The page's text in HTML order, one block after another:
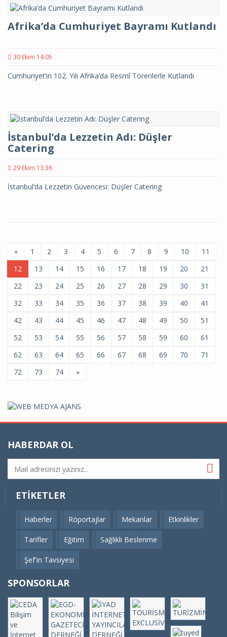
Afrika’da Cumhuriyet Bayramı Kutlandı
30 Ekim 14:05
Cumhuriyet’in 102. Yılı Afrika’da Resmî Törenlerle Kutlandı
İstanbul’da Lezzetin Adı: Düşler
Catering
29 Ekim 13:36
İstanbul’da Lezzetin Güvencesi: Düşler Catering
« 1 2 3 4 5 6 7 8 9 10
11
12
13 14 15 16 17 18 19 20
21
22
23 24 25 26 27 28 29 30
31
32
33 34 35 36 37 38 39 40
41
42
43 44 45 46 47 48 49 50
51
52
53 54 55 56 57 58 59 60
61
62
63 64 65 66 67 68 69 70
71
72
73 74 »
HABERDAR OL
ETIKETLER
Haberler Röportajlar Mekanlar Etkinlikler
Tarifler Eğitim Sağlıklı Beslenme
Şef'in Tavsiyesi
SPONSORLAR